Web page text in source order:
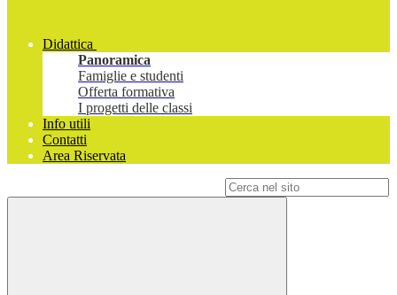
Didattica
Panoramica
Famiglie e studenti
Offerta formativa
I progetti delle classi
Info utili
Contatti
Area Riservata